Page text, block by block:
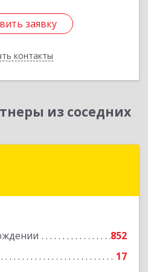
заявку
контакты
заявку
Назад
из соседних
852
17
Подробнее